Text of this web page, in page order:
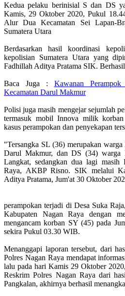
Kedua pelaku berinisial S dan DS
Kamis, 29 Oktober 2020, Pukul
Alur Dua Kecamatan Sei Lapan-
Sumatera Utara
Berdasarkan hasil koordinasi
kepolisian Sumatera Utara yang
Fadhillah Aditya Pratama SIK.
Baca Juga : Kawanan
Kecamatan Darul Makmur
Polisi juga masih mengejar sejumlah
termasuk mobil Innova milik
kasus perampokan dan penyekapan
"Tersangka SL (36) merupakan
Darul Makmur, dan DS (34) warga
Langkat, sedangkan dua lagi masih
Raya, AKBP Risno. SIK melalui
Aditya Pratama, Jum'at 30 Oktober
Diberitakan
perampokan terjadi di Desa Suka
Kabupaten Nagan Raya dengan
mengancam korban SY (45) pada
sekira Pukul 03.30 WIB.
Menanggapi laporan tersebut, dari
Polres Nagan Raya mendapat
lalu pada hari Kamis 29 Oktober
Reskrim Polres Nagan Raya dari
Pangkalan, akhirnya berhasil